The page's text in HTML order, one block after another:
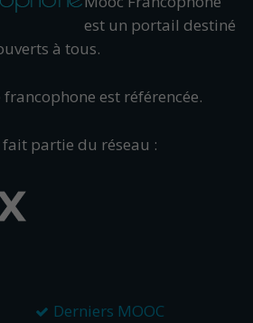
est un portail destiné
à tous.
francophone est référencée.
partie du réseau :
Derniers MOOC